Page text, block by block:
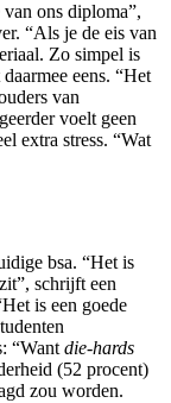
ons diploma”,
“Als je de eis van
Zo simpel is
eens. “Het
van
voelt geen
extra stress. “Wat
bsa. “Het is
schrijft een
is een goede
“Want die-hards
(52 procent)
zou worden.